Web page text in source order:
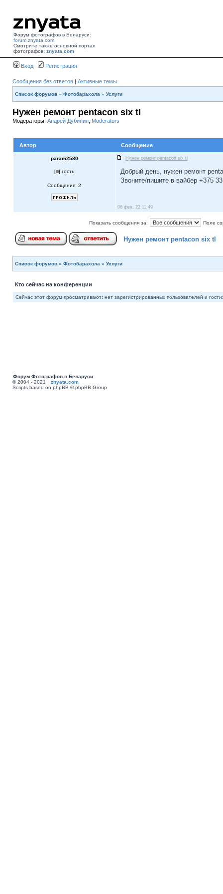
Форум фотографов в Беларуси:
forum.znyata.com
Смотрите также основной портал
фотографов: znyata.com
Вход Регистрация
Сообщения без ответов | Активные темы
Список форумов » Фотобарахола » Услуги
Нужен ремонт pentacon six tl
Модераторы: Андрей Дубинин Moderators
Автор Сообщение
param2580 Нужен ремонт pentacon six tl
[ ] гость
Сообщения: 2
Добрый день, нужен ремонт
Звоните/пишите в вайбер +375
06 фев, 22 11:49
Показать сообщения за: Поле
Нужен ремонт pentacon six tl
Список форумов » Фотобарахола » Услуги
Кто сейчас на конференции
Сейчас этот форум просматривают: нет зарегистрированных пользователей и
Форум Фотографов в Беларуси
© 2004 - 2021 znyata.com
Scripts based on phpBB © phpBB Group